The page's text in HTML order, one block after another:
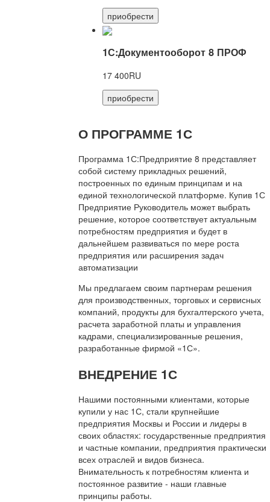
приобрести
1С:Документооборот 8 ПРОФ
17 400RU
приобрести
О ПРОГРАММЕ 1С
Программа 1С:Предприятие 8 представляет
собой систему прикладных решений,
построенных по единым принципам и на
единой технологической платформе. Купив 1С
Предприятие Руководитель может выбрать
решение, которое соответствует актуальным
потребностям предприятия и будет в
дальнейшем развиваться по мере роста
предприятия или расширения задач
автоматизации
Мы предлагаем своим партнерам решения
для производственных, торговых и сервисных
компаний, продукты для бухгалтерского учета,
расчета заработной платы и управления
кадрами, специализированные решения,
разработанные фирмой «1С».
ВНЕДРЕНИЕ 1С
Нашими постоянными клиентами, которые
купили у нас 1С, стали крупнейшие
предприятия Москвы и России и лидеры в
своих областях: государственные предприятия
и частные компании, предприятия практически
всех отраслей и видов бизнеса.
Внимательность к потребностям клиента и
постоянное развитие - наши главные
принципы работы.